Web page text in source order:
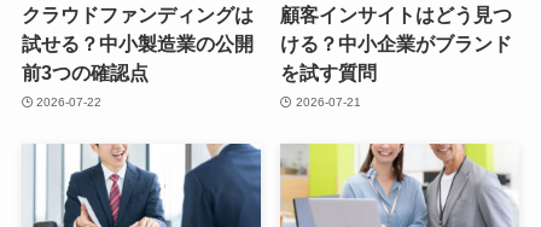
クラウドファンディングは
試せる？中小製造業の公開
前3つの確認点
2026-07-22
顧客インサイトはどう見つ
ける？中小企業がブランド
を試す質問
2026-07-21